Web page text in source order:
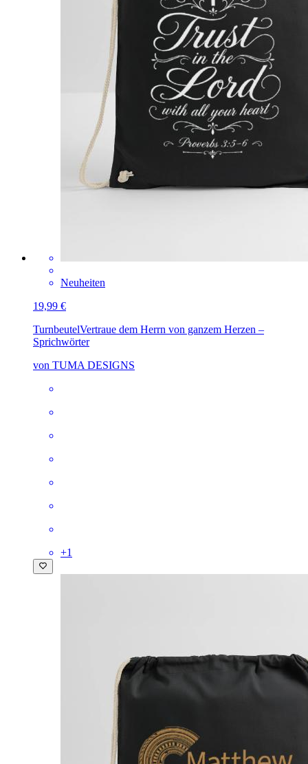
Neuheiten
19,99 €
TurnbeutelVertraue dem Herrn von ganzem Herzen –
Sprichwörter
von TUMA DESIGNS
+1